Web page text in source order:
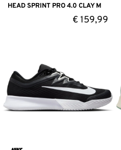
HEAD SPRINT PRO 4.0 CLAY M
€159,99